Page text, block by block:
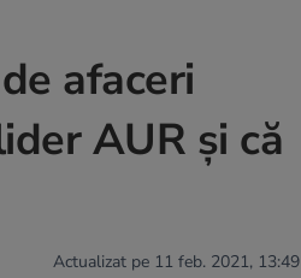
afaceri
AUR și că
Actualizat pe 11 feb. 2021, 13:49